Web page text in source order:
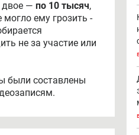
двое — по 10 тысяч,
ему грозить -
не за участие или
были составлены